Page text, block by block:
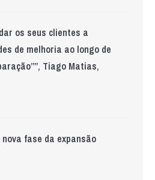
os seus clientes a
de melhoria ao longo de
Tiago Matias,
fase da expansão